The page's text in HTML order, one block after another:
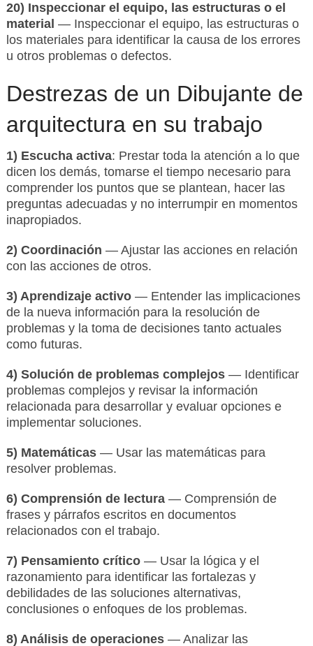
20) Inspeccionar el equipo, las estructuras o el
material — Inspeccionar el equipo, las estructuras o
los materiales para identificar la causa de los errores
u otros problemas o defectos.
Destrezas de un Dibujante de
arquitectura en su trabajo
1) Escucha activa: Prestar toda la atención a lo que
dicen los demás, tomarse el tiempo necesario para
comprender los puntos que se plantean, hacer las
preguntas adecuadas y no interrumpir en momentos
inapropiados.
2) Coordinación — Ajustar las acciones en relación
con las acciones de otros.
3) Aprendizaje activo— Entender las implicaciones
de la nueva información para la resolución de
problemas y la toma de decisiones tanto actuales
como futuras.
4) Solución de problemas complejos— Identificar
problemas complejos y revisar la información
relacionada para desarrollar y evaluar opciones e
implementar soluciones.
5) Matemáticas— Usar las matemáticas para
resolver problemas.
6) Comprensión de lectura— Comprensión de
frases y párrafos escritos en documentos
relacionados con el trabajo.
7) Pensamiento crítico— Usar la lógica y el
razonamiento para identificar las fortalezas y
debilidades de las soluciones alternativas,
conclusiones o enfoques de los problemas.
8) Análisis de operaciones— Analizar las